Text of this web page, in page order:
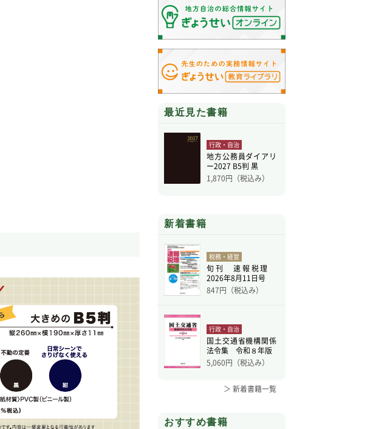
最近見た書籍
行政・自治
地方公務員ダイアリ
ー2027 B5判 黒
1,870円（税込み）
新着書籍
税務・経営
旬刊 速報税理
2026年8月11日号
847円（税込み）
行政・自治
国土交通省機構関係
法令集 令和８年版
5,060円（税込み）
＞ 新着書籍一覧
おすすめ書籍